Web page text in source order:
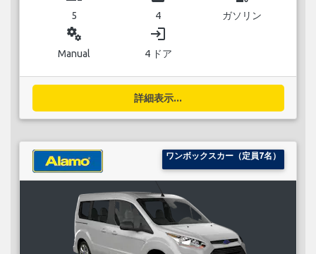
5 4 ガソリン
miscellaneous_services
Manual
login
4 ドア
詳細表示...
ワンボックスカー（定員7名）